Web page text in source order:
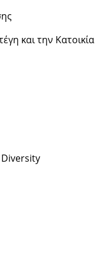
και την Κατοικία